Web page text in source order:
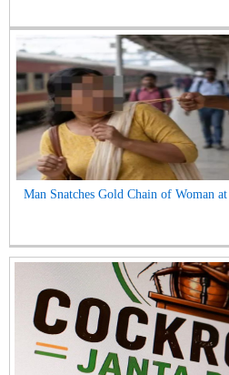
Man Snatches Gold Chain of Woman